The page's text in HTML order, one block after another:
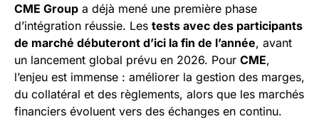
CME Group a déjà mené une première phase
d’intégration réussie. Les tests avec des participants
de marché débuteront d’ici la fin de l’année, avant
un lancement global prévu en 2026. Pour CME,
l’enjeu est immense : améliorer la gestion des marges,
du collatéral et des règlements, alors que les marchés
financiers évoluent vers des échanges en continu.